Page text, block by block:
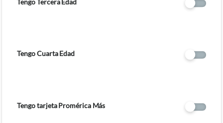
Tengo Tercera Edad
Tengo Cuarta Edad
Tengo tarjeta Promérica Más